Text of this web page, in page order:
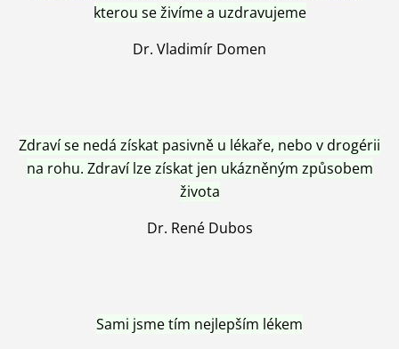
kterou se živíme a uzdravujeme
Dr. Vladimír Domen
Zdraví se nedá získat pasivně u lékaře, nebo v drogérii
na rohu. Zdraví lze získat jen ukázněným způsobem
života
Dr. René Dubos
Sami jsme tím nejlepším lékem